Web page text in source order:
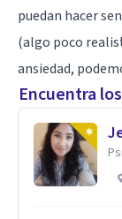
puedan hacer
(algo poco
ansiedad,
Encuentra